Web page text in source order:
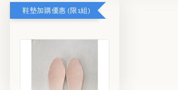
鞋墊加購優惠 (限1組)